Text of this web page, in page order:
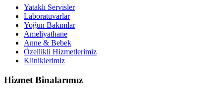
Yataklı Servisler
Laboratuvarlar
Yoğun Bakımlar
Ameliyathane
Anne & Bebek
Özellikli Hizmetlerimiz
Kliniklerimiz
Hizmet Binalarımız